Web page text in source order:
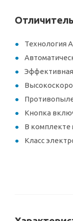
Технология
Кнопка
В комплекте
Класс